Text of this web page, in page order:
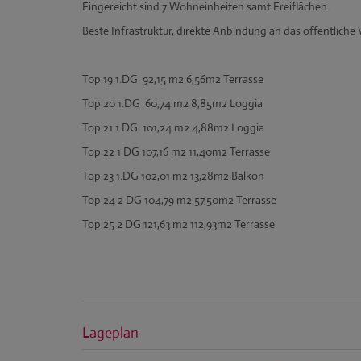
Eingereicht sind 7 Wohneinheiten samt Freiflächen.
Beste Infrastruktur, direkte Anbindung an das öffentliche
T0p 19 1.DG 92,15 m2 6,56m2 Terrasse
Top 20 1.DG 60,74 m2 8,85m2 Loggia
Top 21 1.DG 101,24 m2 4,88m2 Loggia
Top 22 1 DG 107,16 m2 11,40m2 Terrasse
Top 23 1.DG 102,01 m2 13,28m2 Balkon
Top 24 2 DG 104,79 m2 57,50m2 Terrasse
Top 25 2 DG 121,63 m2 112,93m2 Terrasse
Lageplan